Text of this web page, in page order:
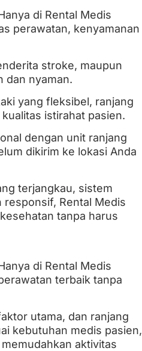
di Rental Medis
perawatan, kenyamanan
stroke, maupun
dan nyaman.
yang fleksibel, ranjang
istirahat pasien.
dengan unit ranjang
dikirim ke lokasi Anda
terjangkau, sistem
Rental Medis
tanpa harus
di Rental Medis
terbaik tanpa
utama, dan ranjang
kebutuhan medis pasien,
aktivitas